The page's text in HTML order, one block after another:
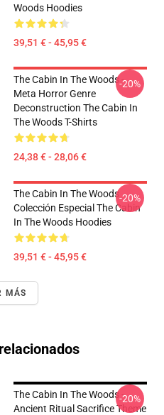
Woods Hoodies
39,51 € - 45,95 €
The Cabin In The Woods -
Meta Horror Genre
Deconstruction The Cabin In
The Woods T-Shirts
24,38 € - 28,06 €
-20%
The Cabin In The Woods
Colección Especial The Cabin
In The Woods Hoodies
39,51 € - 45,95 €
-20%
MÁS
The Cabin In The Woods -
Ancient Ritual Sacrifice Theme
-20%